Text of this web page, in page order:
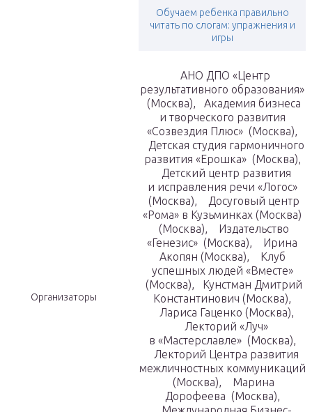
Организаторы
Обучаем ребенка правильно
читать по слогам: упражнения и
игры
АНО ДПО «Центр
результативного образования»
(Москва), Академия бизнеса
и творческого развития
«Созвездия Плюс» (Москва),
Детская студия гармоничного
развития «Ерошка» (Москва),
Детский центр развития
и исправления речи «Логос»
(Москва), Досуговый центр
«Рома» в Кузьминках (Москва)
(Москва), Издательство
«Генезис» (Москва), Ирина
Акопян (Москва), Клуб
успешных людей «Вместе»
(Москва), Кунстман Дмитрий
Константинович (Москва),
Лариса Гаценко (Москва),
Лекторий «Луч»
в «Мастерславле» (Москва),
Лекторий Центра развития
межличностных коммуникаций
(Москва), Марина
Дорофеева (Москва),